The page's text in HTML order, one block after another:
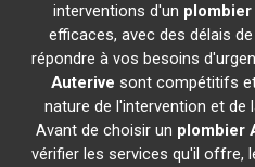
interventions d'un plombier
efficaces, avec des délais
répondre à vos besoins
Auterive sont compétitifs
nature de l'intervention et de
Avant de choisir un plombier
vérifier les services qu'il offre,